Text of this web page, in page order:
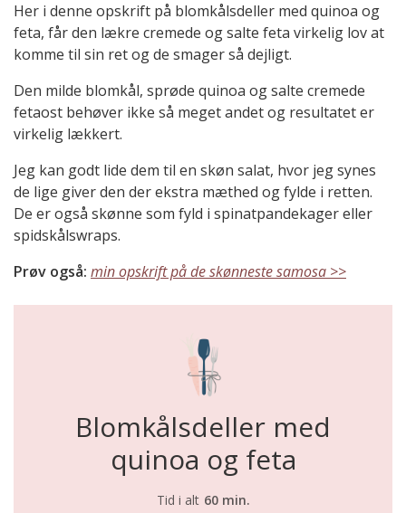
Her i denne opskrift på blomkålsdeller med quinoa og
feta, får den lækre cremede og salte feta virkelig lov at
komme til sin ret og de smager så dejligt.
Den milde blomkål, sprøde quinoa og salte cremede
fetaost behøver ikke så meget andet og resultatet er
virkelig lækkert.
Jeg kan godt lide dem til en skøn salat, hvor jeg synes
de lige giver den der ekstra mæthed og fylde i retten.
De er også skønne som fyld i spinatpandekager eller
spidskålswraps.
Prøv også: min opskrift på de skønneste samosa >>
Blomkålsdeller med
quinoa og feta
Tid i alt 60 min.